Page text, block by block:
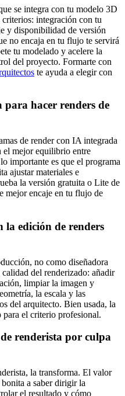
se integra con tu modelo 3D
integración con tu
y disponibilidad de versión
no encaja en tu flujo te servirá
tu modelado y acelere la
del proyecto. Formarte con
te ayuda a elegir con
hacer renders de
de render con IA integrada
el mejor equilibrio entre
importante es que el programa
ajustar materiales e
la versión gratuita o Lite de
mejor encaje en tu flujo de
la edición de renders
no como diseñadora
del renderizado: añadir
limpiar la imagen y
la escala y las
del arquitecto. Bien usada, la
el criterio profesional.
renderista por culpa
la transforma. El valor
a saber dirigir la
el resultado y cómo